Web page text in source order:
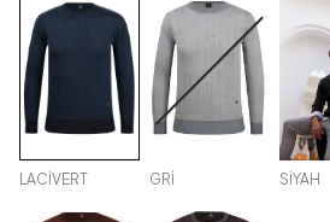
LACİVERT GRİ SİYAH